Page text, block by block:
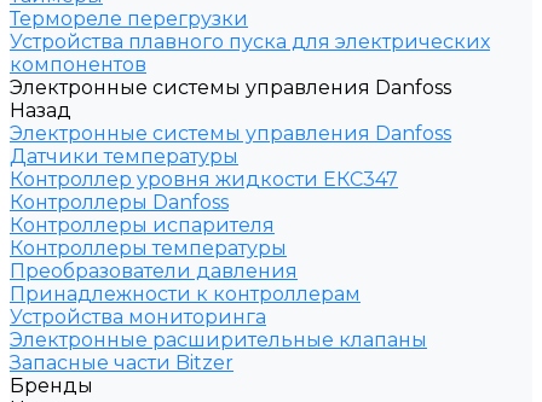
Термореле перегрузки
Устройства плавного пуска для электрических
компонентов
Электронные системы управления Danfoss
Назад
Электронные системы управления Danfoss
Датчики температуры
Контроллер уровня жидкости ЕКС347
Контроллеры Danfoss
Контроллеры испарителя
Контроллеры температуры
Преобразователи давления
Принадлежности к контроллерам
Устройства мониторинга
Электронные расширительные клапаны
Запасные части Bitzer
Бренды